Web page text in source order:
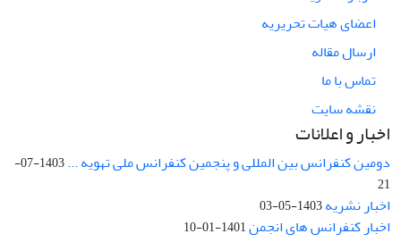
اعضای هیات تحریریه
ارسال مقاله
تماس با ما
نقشه سایت
اخبار و اعلانات
دومین کنفرانس بین المللی و پنجمین کنفرانس ملی تهویه ...
1403-07-
21
اخبار نشریه1403-05-03
اخبار کنفرانس های انجمن1401-01-10